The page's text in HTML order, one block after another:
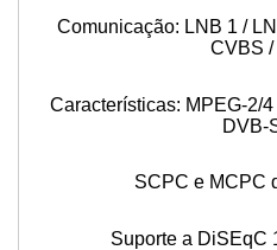
Comunicação: LNB 1 /
CVBS
Características: MPEG-2/
DVB-
SCPC e MCPC
Suporte a DiSEqC